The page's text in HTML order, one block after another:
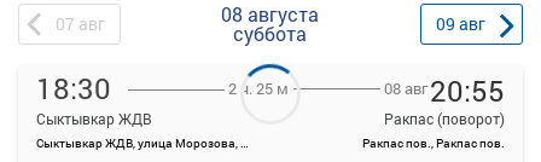
07 авг 08 августа
суббота 09 авг
18:30
Сыктывкар ЖДВ
Сыктывкар ЖДВ, улица Морозова, 1А
2 ч. 25 м 08 авг20:55
Ракпас (поворот)
Ракпас пов., Ракпас пов.